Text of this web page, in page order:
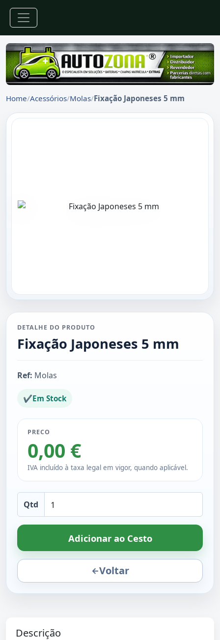
Home/Acessórios/Molas/Fixação Japoneses 5 mm
DETALHE DO PRODUTO
Fixação Japoneses 5 mm
Ref: Molas
✔Em Stock
PRECO
0,00 €
IVA incluído à taxa legal em vigor, quando aplicável.
Qtd
Adicionar ao Cesto
←Voltar
Descrição